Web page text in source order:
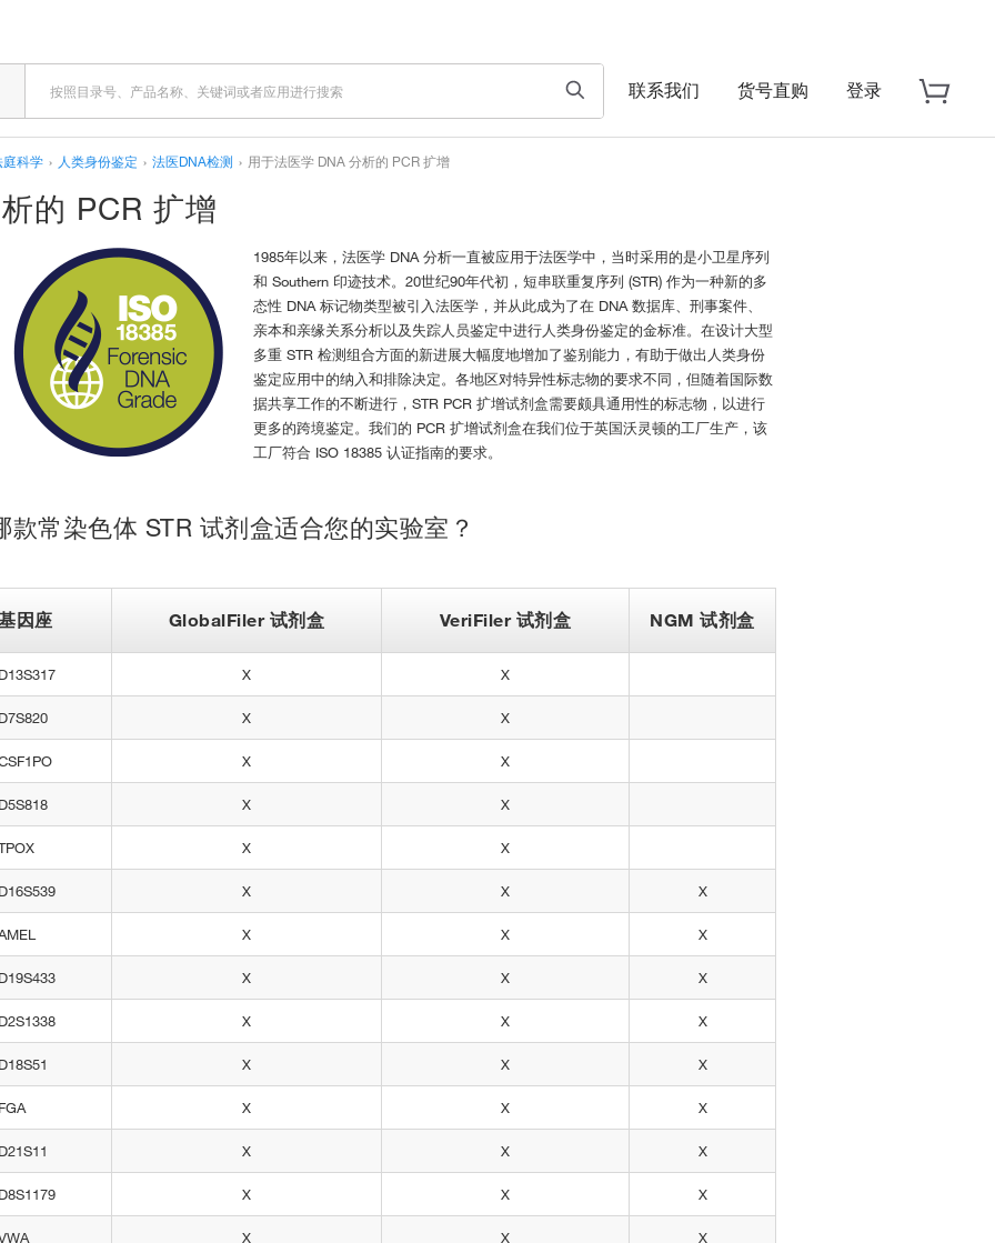
联系我们 货号直购 登录
庭科学 › 人类身份鉴定 › 法医DNA检测 › 用于法医学 DNA 分析的 PCR 扩增
的 PCR 扩增
1985年以来，法医学 DNA 分析一直被应用于法医学中，当时采用的是小卫星序列
和 Southern 印迹技术。20世纪90年代初，短串联重复序列 (STR) 作为一种新的多
态性 DNA 标记物类型被引入法医学，并从此成为了在 DNA 数据库、刑事案件、
亲本和亲缘关系分析以及失踪人员鉴定中进行人类身份鉴定的金标准。在设计大型
多重 STR 检测组合方面的新进展大幅度地增加了鉴别能力，有助于做出人类身份
鉴定应用中的纳入和排除决定。各地区对特异性标志物的要求不同，但随着国际数
据共享工作的不断进行，STR PCR 扩增试剂盒需要颇具通用性的标志物，以进行
更多的跨境鉴定。我们的 PCR 扩增试剂盒在我们位于英国沃灵顿的工厂生产，该
工厂符合 ISO 18385 认证指南的要求。
款常染色体 STR 试剂盒适合您的实验室？
因座 GlobalFiler 试剂盒 VeriFiler 试剂盒 NGM 试剂盒
X X
X X
X X
X X
X X
X X X
X X X
X X X
X X X
X X X
X X X
X X X
X X X
X X X